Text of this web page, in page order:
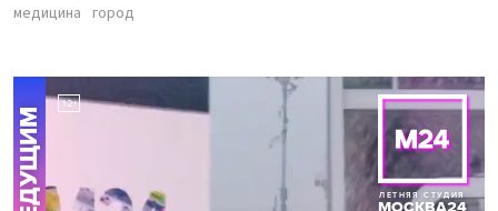
медицина город